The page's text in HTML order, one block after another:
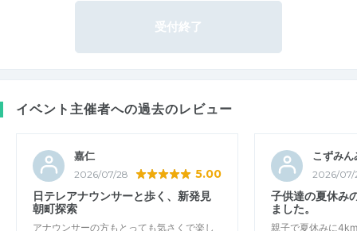
受付終了
イベント主催者への過去のレビュー
嘉仁
2026/07/28 5.00
日テレアナウンサーと歩く、新発見
朝町探索
アナウンサーの方もとっても気さくで楽し
こずみん
2026/07/
子供達の夏休み
ました。
親子で夏休みに